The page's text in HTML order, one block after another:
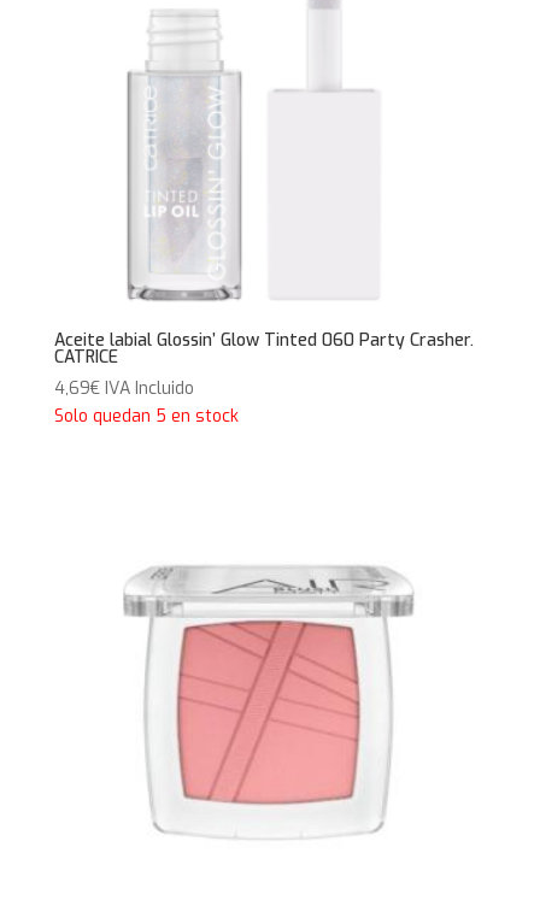
Aceite labial Glossin’ Glow Tinted 060 Party Crasher.
CATRICE
4,69€ IVA Incluido
Solo quedan 5 en stock